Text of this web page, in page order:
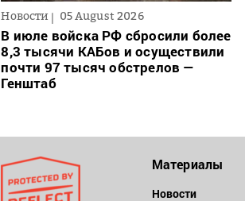
Новости 05 August 2026
В июле войска РФ сбросили более
8,3 тысячи КАБов и осуществили
почти 97 тысяч обстрелов —
Генштаб
Материалы
Новости